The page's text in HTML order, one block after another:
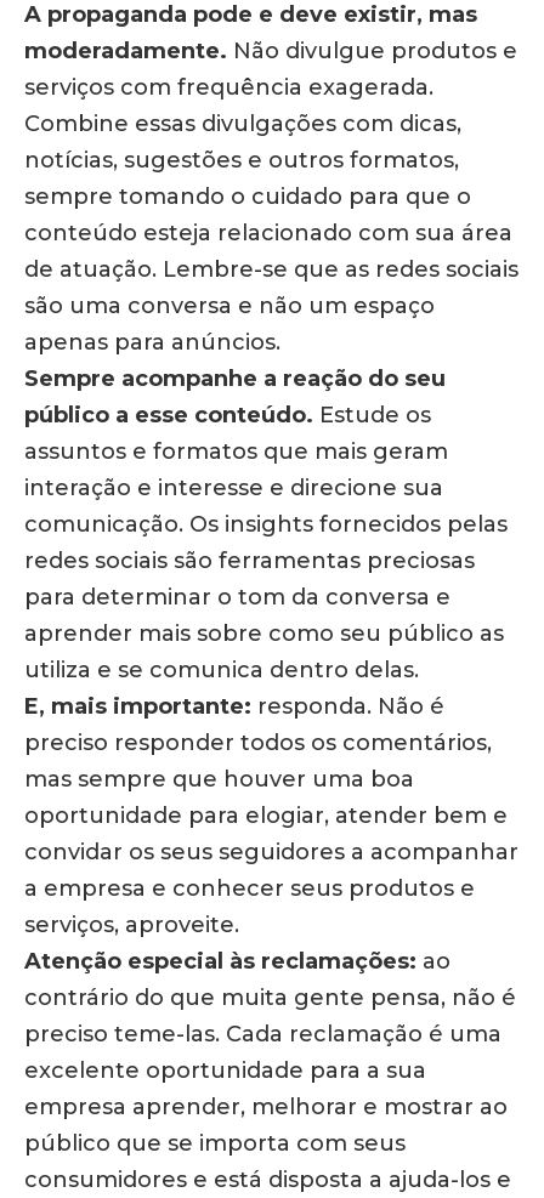
A propaganda pode e deve existir, mas
moderadamente. Não divulgue produtos e
serviços com frequência exagerada.
Combine essas divulgações com dicas,
notícias, sugestões e outros formatos,
sempre tomando o cuidado para que o
conteúdo esteja relacionado com sua área
de atuação. Lembre-se que as redes sociais
são uma conversa e não um espaço
apenas para anúncios.
Sempre acompanhe a reação do seu
público a esse conteúdo. Estude os
assuntos e formatos que mais geram
interação e interesse e direcione sua
comunicação. Os insights fornecidos pelas
redes sociais são ferramentas preciosas
para determinar o tom da conversa e
aprender mais sobre como seu público as
utiliza e se comunica dentro delas.
E, mais importante: responda. Não é
preciso responder todos os comentários,
mas sempre que houver uma boa
oportunidade para elogiar, atender bem e
convidar os seus seguidores a acompanhar
a empresa e conhecer seus produtos e
serviços, aproveite.
Atenção especial às reclamações: ao
contrário do que muita gente pensa, não é
preciso teme-las. Cada reclamação é uma
excelente oportunidade para a sua
empresa aprender, melhorar e mostrar ao
público que se importa com seus
consumidores e está disposta a ajuda-los e